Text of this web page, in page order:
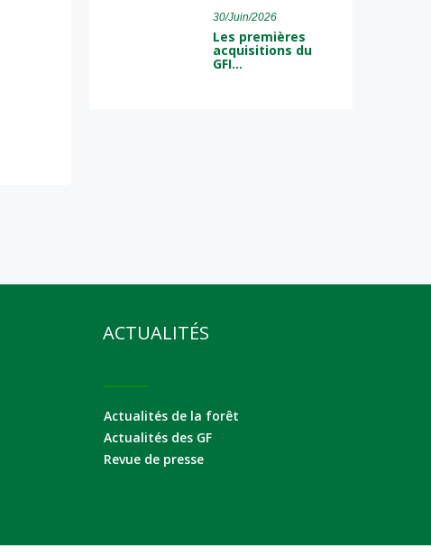
30/Juin/2026
Les premières
acquisitions du
GFI…
ACTUALITÉS
Actualités de la forêt
Actualités des GF
Revue de presse